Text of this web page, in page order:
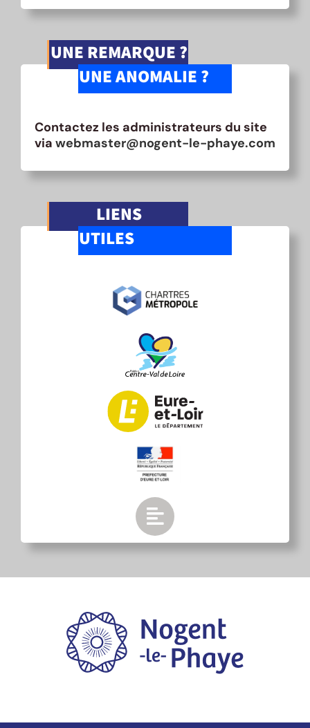
UNE REMARQUE ?
UNE ANOMALIE ?
Contactez les administrateurs du site
via webmaster@nogent-le-phaye.com
LIENS
UTILES